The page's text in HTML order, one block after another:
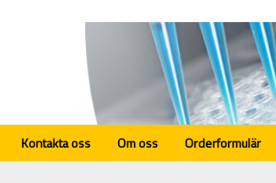
Kontakta oss Om oss Orderformulär